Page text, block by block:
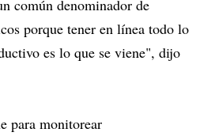
común denominador de
porque tener en línea todo lo
es lo que se viene", dijo
para monitorear